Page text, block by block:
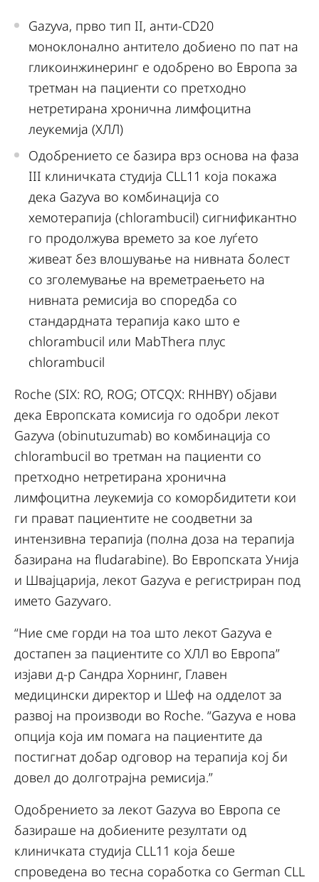
Gazyva, прво тип II, анти-CD20
моноклонално антитело добиено по пат на
гликоинжинеринг е одобрено во Европа за
третман на пациенти со претходно
нетретирана хронична лимфоцитна
леукемија (ХЛЛ)
Одобрението се базира врз основа на фаза
III клиничката студија CLL11 која покажа
дека Gazyva во комбинација со
хемотерапија (chlorambucil) сигнификантно
го продолжува времето за кое луѓето
живеат без влошување на нивната болест
со зголемување на времетраењето на
нивната ремисија во споредба со
стандардната терапија како што е
chlorambucil или MabThera плус
chlorambucil
Roche (SIX: RO, ROG; OTCQX: RHHBY) објави
дека Европската комисија го одобри лекот
Gazyva (obinutuzumab) во комбинација со
chlorambucil во третман на пациенти со
претходно нетретирана хронична
лимфоцитна леукемија со коморбидитети кои
ги прават пациентите не соодветни за
интензивна терапија (полна доза на терапија
базирана на fludarabine). Во Европската Унија
и Швајцарија, лекот Gazyva е регистриран под
името Gazyvaro.
“Ние сме горди на тоа што лекот Gazyva е
достапен за пациентите со ХЛЛ во Европа”
изјави д-р Сандра Хорнинг, Главен
медицински директор и Шеф на одделот за
развој на производи во Roche. “Gazyva е нова
опција која им помага на пациентите да
постигнат добар одговор на терапија кој би
довел до долготрајна ремисија.”
Одобрението за лекот Gazyva во Европа се
базираше на добиените резултати од
клиничката студија CLL11 која беше
спроведена во тесна соработка со German CLL